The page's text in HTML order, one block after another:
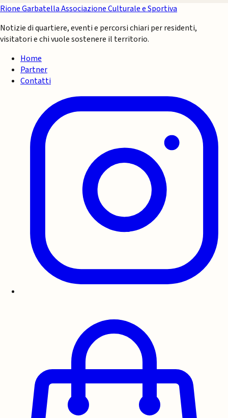
Rione GarbatellaAssociazione Culturale e Sportiva
Notizie di quartiere, eventi e percorsi chiari per residenti,
visitatori e chi vuole sostenere il territorio.
Home
Partner
Contatti